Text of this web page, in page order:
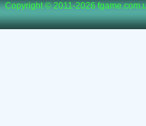
Copyright © 2011-2026